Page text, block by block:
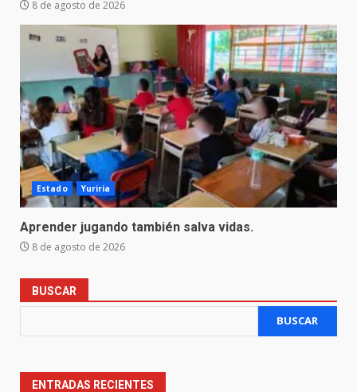
8 de agosto de 2026
Estado Yuriria
Aprender jugando también salva vidas.
8 de agosto de 2026
BUSCAR
BUSCAR
ENTRADAS RECIENTES